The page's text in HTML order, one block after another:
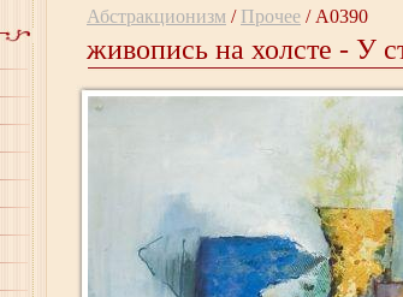
Абстракционизм / Прочее / A0390
живопись на холсте - У